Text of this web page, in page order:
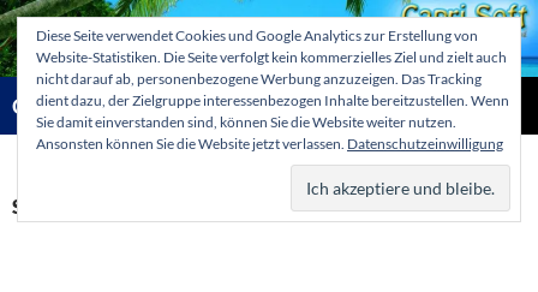
Zum
Inhalt
springen
Capri-Soft Knowledge database
Suchen
MENÜ
Schlagwortarchiv: ChatGPT
Diese Seite verwendet Cookies und Google Analytics zur Erstellung von
Website-Statistiken. Die Seite verfolgt kein kommerzielles Ziel und zielt auch
nicht darauf ab, personenbezogene Werbung anzuzeigen. Das Tracking
dient dazu, der Zielgruppe interessenbezogen Inhalte bereitzustellen. Wenn
Sie damit einverstanden sind, können Sie die Website weiter nutzen.
Ansonsten können Sie die Website jetzt verlassen. Datenschutzeinwilligung